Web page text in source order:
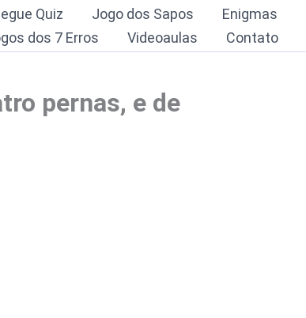
Quiz Jogo dos Sapos Enigmas
dos 7 Erros Videoaulas Contato
pernas, e de